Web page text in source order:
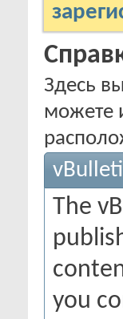
Здесь
можете
The
you